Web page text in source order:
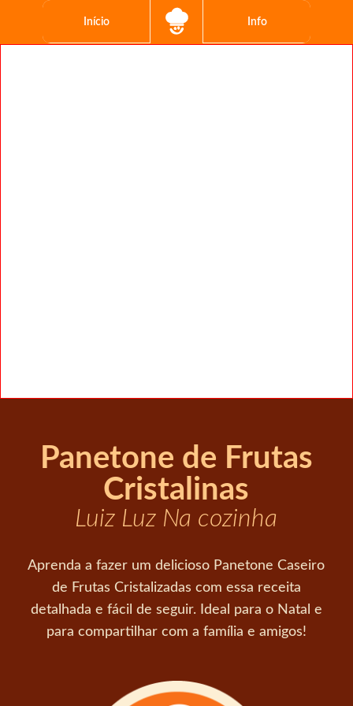
Início Info
Panetone de Frutas
Cristalinas
Luiz Luz Na cozinha
Aprenda a fazer um delicioso Panetone Caseiro
de Frutas Cristalizadas com essa receita
detalhada e fácil de seguir. Ideal para o Natal e
para compartilhar com a família e amigos!